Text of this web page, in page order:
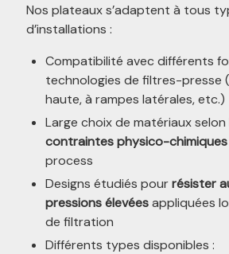
Nos plateaux s’adaptent à tous
d’installations :
Compatibilité avec différents
technologies de filtres-presse
haute, à rampes latérales, etc.)
Large choix de matériaux selon
contraintes physico-chimiques
process
Designs étudiés pourrésister
pressions élevéesappliquées
de filtration
Différents types disponibles :